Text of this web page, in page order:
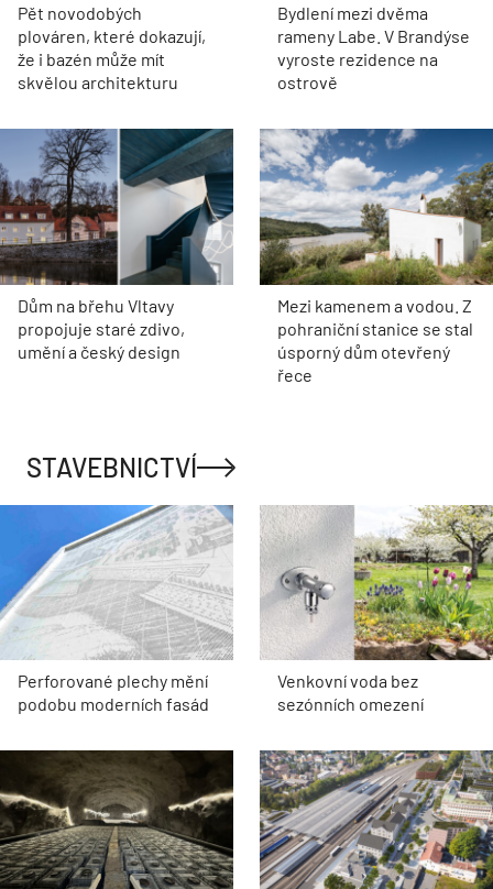
Pět novodobých
plováren, které dokazují,
že i bazén může mít
skvělou architekturu
Bydlení mezi dvěma
rameny Labe. V Brandýse
vyroste rezidence na
ostrově
Dům na břehu Vltavy
propojuje staré zdivo,
umění a český design
Mezi kamenem a vodou. Z
pohraniční stanice se stal
úsporný dům otevřený
řece
STAVEBNICTVÍ
Perforované plechy mění
podobu moderních fasád
Venkovní voda bez
sezónních omezení